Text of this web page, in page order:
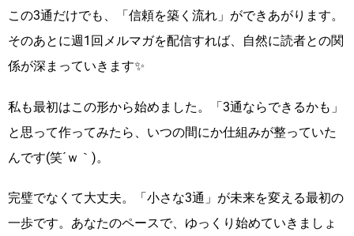
この3通だけでも、「信頼を築く流れ」ができあがります。
そのあとに週1回メルマガを配信すれば、自然に読者との関
係が深まっていきます✨
私も最初はこの形から始めました。「3通ならできるかも」
と思って作ってみたら、いつの間にか仕組みが整っていた
んです(笑´ｗ｀)。
完璧でなくて大丈夫。「小さな3通」が未来を変える最初の
一歩です。あなたのペースで、ゆっくり始めていきましょ